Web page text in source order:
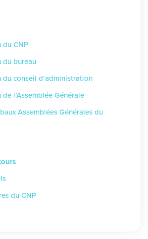
CNP
bureau
conseil d’administration
l’Assemblée Générale
Assemblées Générales du
du CNP